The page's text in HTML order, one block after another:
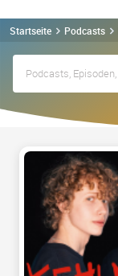
Startseite Podcasts